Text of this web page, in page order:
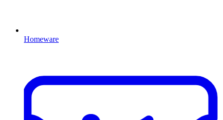
Homeware